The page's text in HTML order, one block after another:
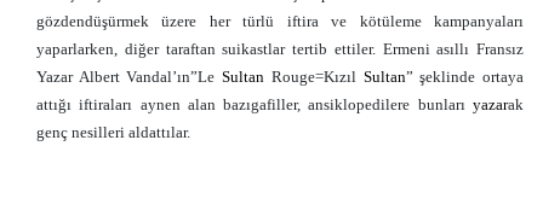
gözdendüşürmek üzere her türlü iftira ve kötüleme kampanyaları
yaparlarken, diğer taraftan suikastlar tertib ettiler. Ermeni asıllı Fransız
Yazar Albert Vandal’ın”LeSultan Rouge=Kızıl Sultan” şeklinde ortaya
attığı iftiraları aynen alan bazıgafiller, ansiklopedilere bunları yazarak
genç nesilleri aldattılar.